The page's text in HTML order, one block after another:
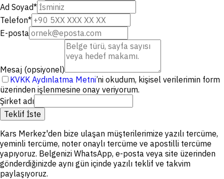
Ad Soyad*
Telefon*
E-posta
Mesaj (opsiyonel)
KVKK Aydınlatma Metni’ni okudum, kişisel verilerimin form
üzerinden işlenmesine onay veriyorum.
Şirket adı
Teklif İste
Kars Merkez'den bize ulaşan müşterilerimize yazılı tercüme,
yeminli tercüme, noter onaylı tercüme ve apostilli tercüme
yapıyoruz. Belgenizi WhatsApp, e-posta veya site üzerinden
gönderdiğinizde aynı gün içinde yazılı teklif ve takvim
paylaşıyoruz.